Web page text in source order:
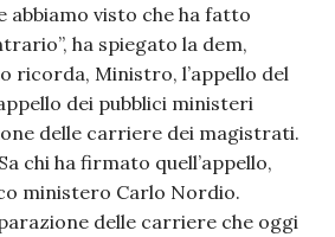
abbiamo visto che ha fatto
ha spiegato la dem,
ricorda, Ministro, l’appello del
dei pubblici ministeri
delle carriere dei magistrati.
chi ha firmato quell’appello,
ministero Carlo Nordio.
delle carriere che oggi